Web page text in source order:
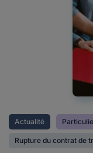
Actualité
Rupture du contrat de